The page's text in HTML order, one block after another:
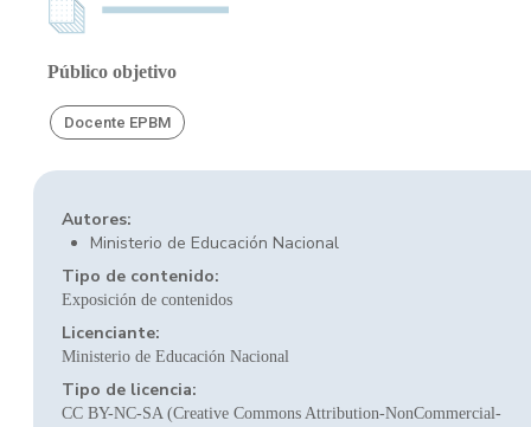
Público objetivo
Docente EPBM
Autores:
Ministerio de Educación Nacional
Tipo de contenido:
Exposición de contenidos
Licenciante:
Ministerio de Educación Nacional
Tipo de licencia:
CC BY-NC-SA (Creative Commons Attribution-NonCommercial-